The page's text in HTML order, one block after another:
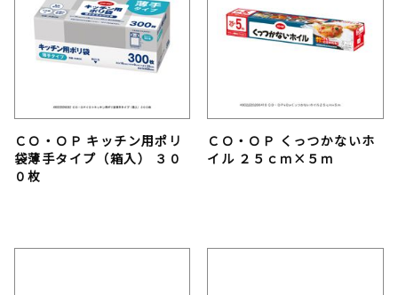
ＣＯ・ＯＰ キッチン用ポリ
袋薄手タイプ（箱入） ３０
０枚
ＣＯ・ＯＰ くっつかないホ
イル ２５ｃｍ×５ｍ